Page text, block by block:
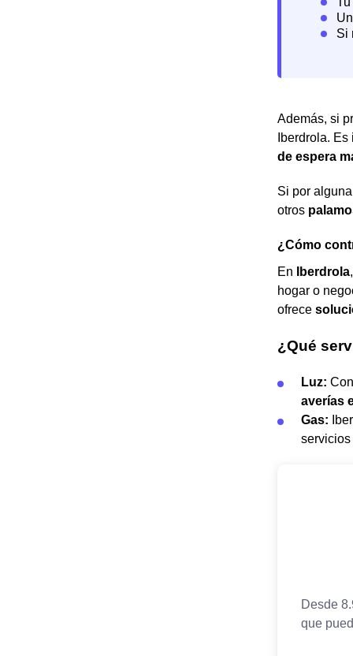
Además, si
Iberdrola.
de espera
Si por
otros
¿Cómo
En
Iberdrola
hogar o
ofrece
¿Qué
Luz:
averías
Gas: